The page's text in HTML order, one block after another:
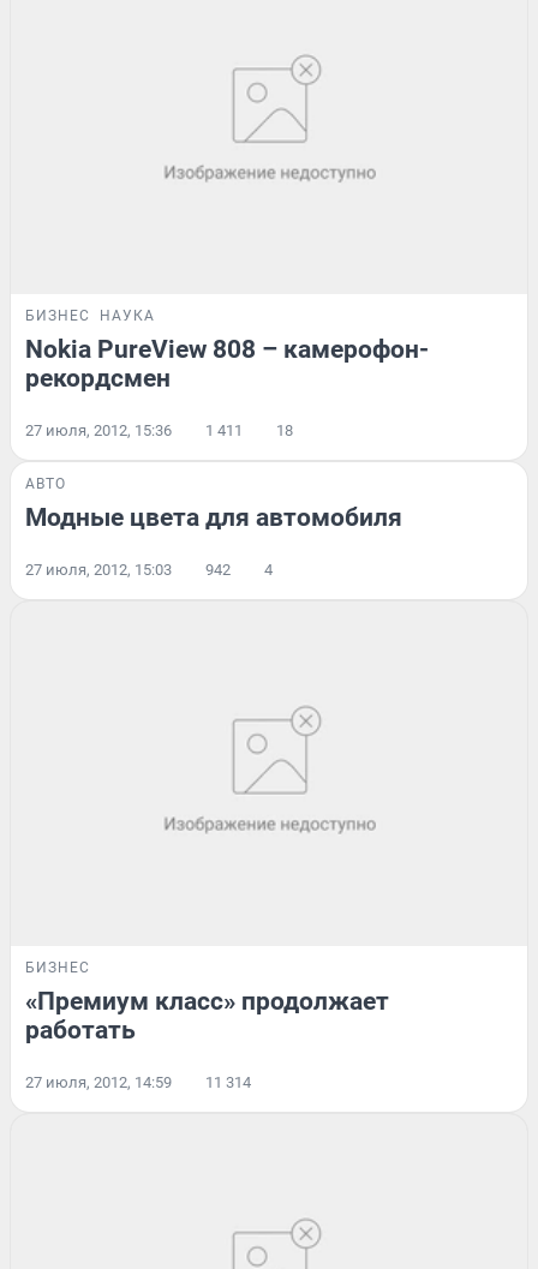
БИЗНЕС НАУКА
Nokia PureView 808 – камерофон-
рекордсмен
27 июля, 2012, 15:36 1 411 18
АВТО
Модные цвета для автомобиля
27 июля, 2012, 15:03 942 4
БИЗНЕС
«Премиум класс» продолжает
работать
27 июля, 2012, 14:59 11 314